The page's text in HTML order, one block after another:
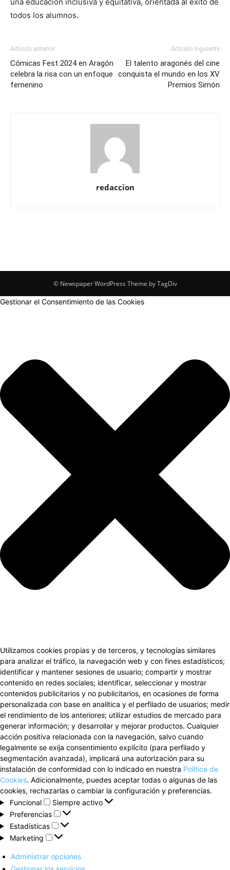
todos los alumnos.
Artículo anterior
Cómicas Fest 2024 en Aragón
celebra la risa con un enfoque
femenino
Artículo siguiente
El talento aragonés del cine
conquista el mundo en los XV
Premios Simón
redaccion
© Newspaper WordPress Theme by TagDiv
Gestionar el Consentimiento de las Cookies
Utilizamos cookies propias y de terceros, y tecnologías similares
para analizar el tráfico, la navegación web y con fines estadísticos;
identificar y mantener sesiones de usuario; compartir y mostrar
contenido en redes sociales; identificar, seleccionar y mostrar
contenidos publicitarios y no publicitarios, en ocasiones de forma
personalizada con base en analítica y el perfilado de usuarios; medir
el rendimiento de los anteriores; utilizar estudios de mercado para
generar información; y desarrollar y mejorar productos. Cualquier
acción positiva relacionada con la navegación, salvo cuando
legalmente se exija consentimiento explícito (para perfilado y
segmentación avanzada), implicará una autorización para su
instalación de conformidad con lo indicado en nuestra Política de
Cookies. Adicionalmente, puedes aceptar todas o algunas de las
cookies, rechazarlas o cambiar la configuración y preferencias.
Funcional
Funcional
Siempre activo
Preferencias
Preferencias
Estadísticas
Estadísticas
Marketing
Marketing
Administrar opciones